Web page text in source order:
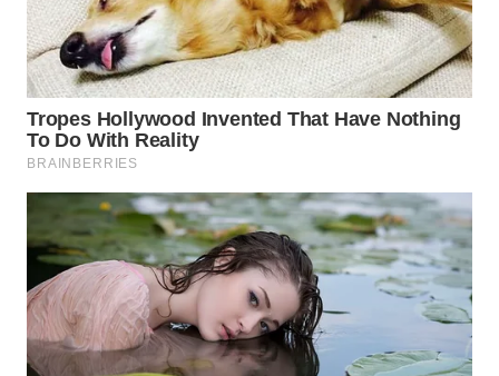
PRIANGAN
TIMUR
WN
SEMARANG
WN
SOLO
WN
BOROBUDUR
WN
MADURA